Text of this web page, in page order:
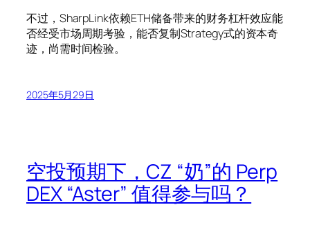
不过，SharpLink依赖ETH储备带来的财务杠杆效应能
否经受市场周期考验，能否复制Strategy式的资本奇
迹，尚需时间检验。
2025年5月29日
空投预期下，CZ “奶”的 Perp
DEX “Aster” 值得参与吗？